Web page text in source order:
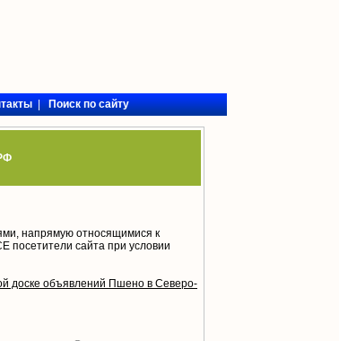
|Поиск по сайту
напрямую относящимися к
посетители сайта при условии
доске объявлений Пшено в Северо-